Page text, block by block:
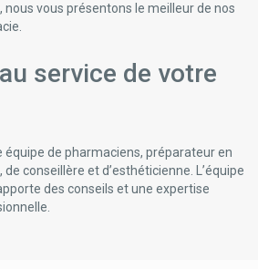
vous présentons le meilleur de nos
service de votre
équipe de pharmaciens, préparateur en
conseillère et d’esthéticienne. L’équipe
des conseils et une expertise